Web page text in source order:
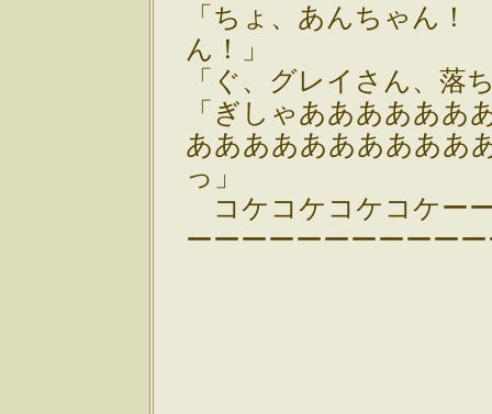
「ちょ、あんちゃん
ん！」
「ぐ、グレイさん、落
「ぎしゃああああああ
ああああああああああ
っ」
コケコケコケコケー
ーーーーーーーーーー